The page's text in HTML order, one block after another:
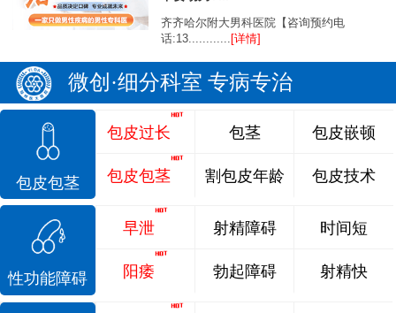
齐齐哈尔附大男科医院【咨询预约电
话:13............ [详情]
微创·细分科室 专病专治
包皮包茎
包皮过长
包皮包茎
包茎
割包皮年龄
包皮嵌顿
包皮技术
性功能障碍
早泄
阳痿
射精障碍
勃起障碍
时间短
射精快